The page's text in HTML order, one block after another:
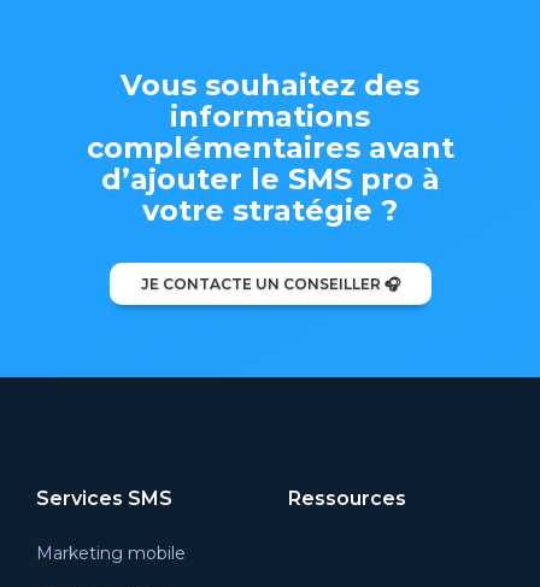
Vous souhaitez des
informations
complémentaires avant
d’ajouter le SMS pro à
votre stratégie ?
JE CONTACTE UN CONSEILLER 🎧
Services SMS
Marketing mobile
Ressources